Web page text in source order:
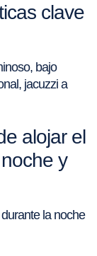
clave
bajo
jacuzzi a
alojar el
y
la noche